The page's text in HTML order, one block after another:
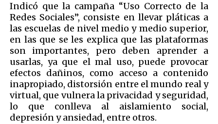
Indicó que la campaña “Uso Correcto de la
Redes Sociales”, consiste en llevar pláticas a
las escuelas de nivel medio y medio superior,
en las que se les explica que las plataformas
son importantes, pero deben aprender a
usarlas, ya que el mal uso, puede provocar
efectos dañinos, como acceso a contenido
inapropiado, distorsión entre el mundo real y
virtual, que vulnera la privacidad y seguridad,
lo que conlleva al aislamiento social,
depresión y ansiedad, entre otros.